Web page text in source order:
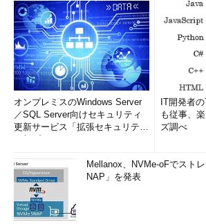
オンプレミスのWindows Server
／SQL Server向けセキュリティ
更新サービス「拡張セキュリティ
IT開発者
も従事、
ズ調べ
Mellanox、NVMe-oFでスト
NAP」を発表